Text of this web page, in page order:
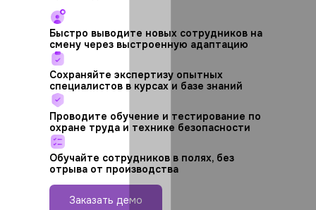
Быстро выводите новых сотрудников на
смену через выстроенную адаптацию
Сохраняйте экспертизу опытных
специалистов в курсах и базе знаний
Проводите обучение и тестирование по
охране труда и технике безопасности
Обучайте сотрудников в полях, без
отрыва от производства
Заказать демо